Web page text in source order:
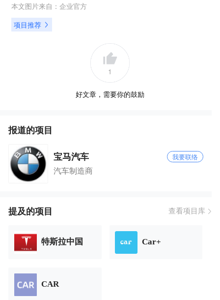
本文图片来自： 企业官方
项目推荐
1
好文章，需要你的鼓励
报道的项目
宝马汽车 我要联络
汽车制造商
提及的项目 查看项目库
特斯拉中国 Car+
CAR